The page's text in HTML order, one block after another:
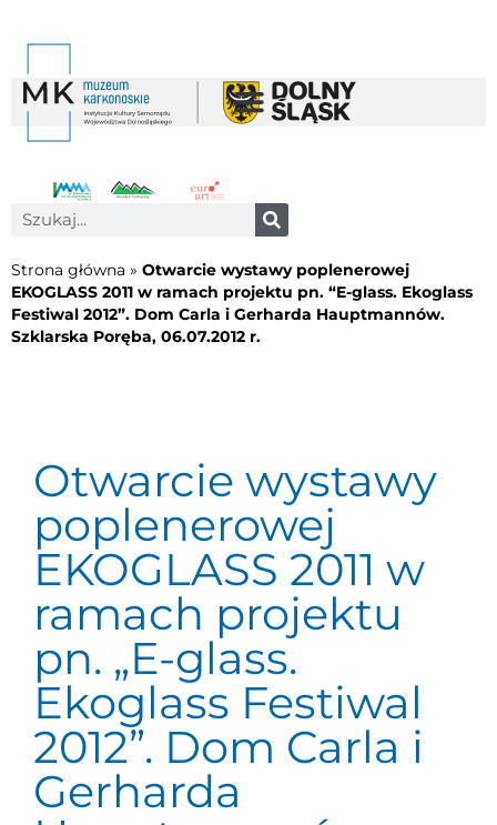
Strona główna » Otwarcie wystawy poplenerowej
EKOGLASS 2011 w ramach projektu pn. “E-glass. Ekoglass
Festiwal 2012”. Dom Carla i Gerharda Hauptmannów.
Szklarska Poręba, 06.07.2012 r.
Otwarcie wystawy
poplenerowej
EKOGLASS 2011 w
ramach projektu
pn. „E-glass.
Ekoglass Festiwal
2012”. Dom Carla i
Gerharda